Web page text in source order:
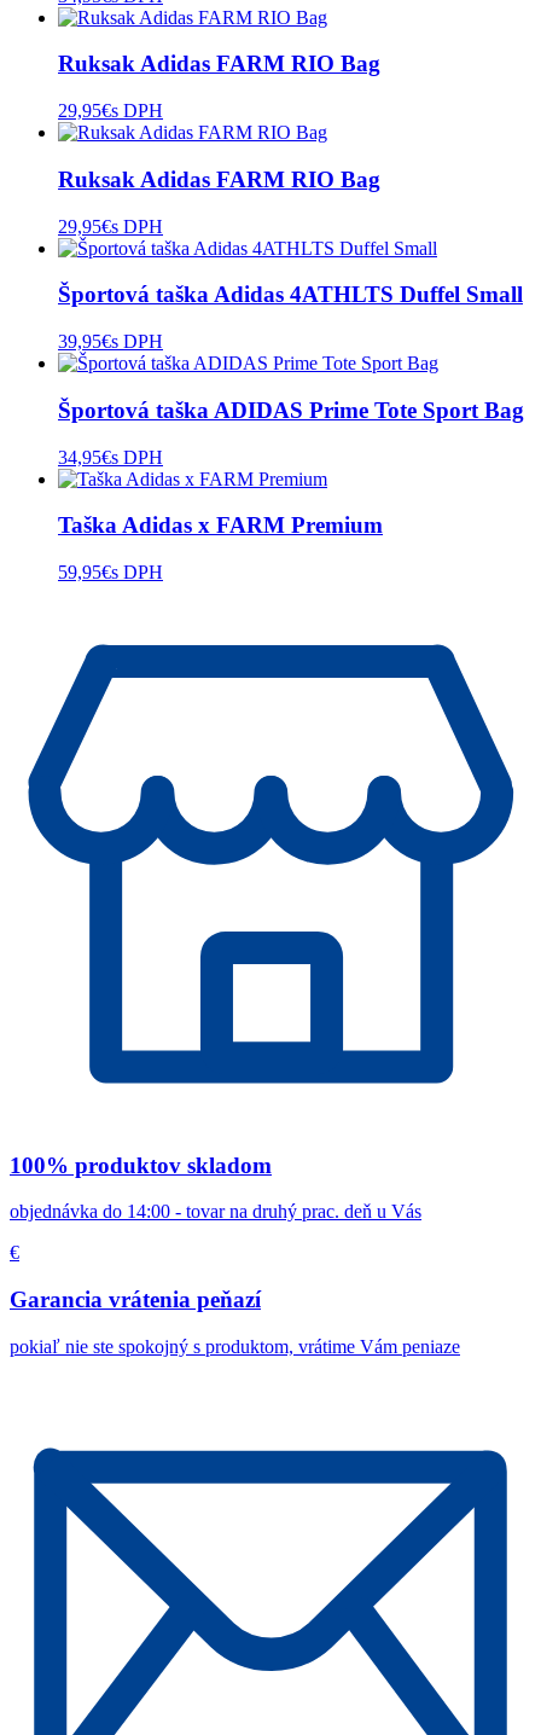
Ruksak Adidas FARM RIO Bag
29,95€s DPH
Ruksak Adidas FARM RIO Bag
29,95€s DPH
Športová taška Adidas 4ATHLTS Duffel Small
39,95€s DPH
Športová taška ADIDAS Prime Tote Sport Bag
34,95€s DPH
Taška Adidas x FARM Premium
59,95€s DPH
100% produktov skladom
objednávka do 14:00 - tovar na druhý prac. deň u Vás
€
Garancia vrátenia peňazí
pokiaľ nie ste spokojný s produktom, vrátime Vám peniaze